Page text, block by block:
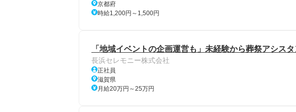
京都府
時給1,200円～1,500円
「地域イベントの企画運営も」未経験から葬祭アシス
長浜セレモニー株式会社
正社員
滋賀県
月給20万円～25万円